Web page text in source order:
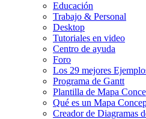
Educación
Trabajo & Personal
Desktop
Tutoriales en video
Centro de ayuda
Foro
Los 29 mejores
Programa de Gantt
Plantilla de Mapa
Qué es un Mapa
Creador de Diagramas